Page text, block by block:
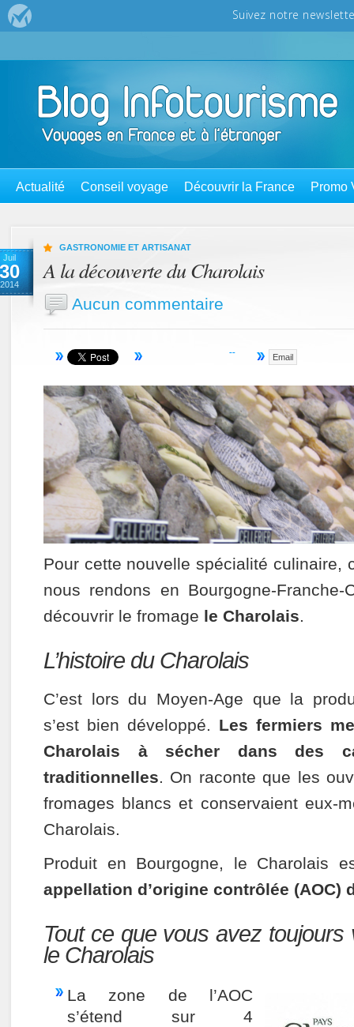
Actualité Conseil voyage Découvrir la France Promo
Juil
30
2014
GASTRONOMIE ET ARTISANAT
A la découverte du Charolais
Aucun commentaire
Email
Pour cette nouvelle spécialité culinaire,
nous rendons en Bourgogne-Franche-
découvrir le fromage le Charolais.
L’histoire du Charolais
C’est lors du Moyen-Age que la
s’est bien développé. Les fermiers
Charolais à sécher dans des
traditionnelles. On raconte que les
fromages blancs et conservaient eux-
Charolais.
Produit en Bourgogne, le Charolais
appellation d’origine contrôlée (AOC)
Tout ce que vous avez toujours
le Charolais
La zone de l’AOC
s’étend sur 4